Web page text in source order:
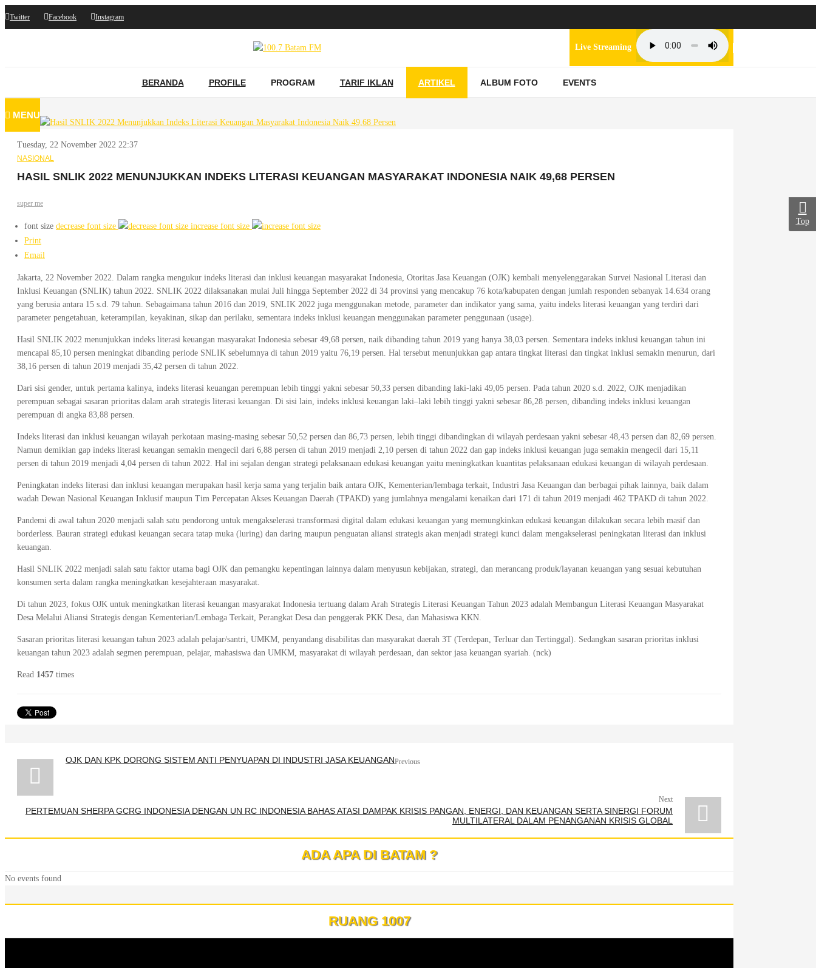
Twitter Facebook Instagram
Live Streaming
BERANDA PROFILE PROGRAM TARIF IKLAN ARTIKEL ALBUM FOTO EVENTS
MENU
Tuesday, 22 November 2022 22:37
NASIONAL
HASIL SNLIK 2022 MENUNJUKKAN INDEKS LITERASI KEUANGAN MASYARAKAT INDONESIA NAIK 49,68 PERSEN
super me
font size decrease font size
increase font size
Print
Email
Jakarta, 22 November 2022. Dalam rangka mengukur indeks literasi dan inklusi keuangan masyarakat Indonesia, Otoritas Jasa Keuangan (OJK) kembali menyelenggarakan Survei Nasional Literasi dan
Inklusi Keuangan (SNLIK) tahun 2022. SNLIK 2022 dilaksanakan mulai Juli hingga September 2022 di 34 provinsi yang mencakup 76 kota/kabupaten dengan jumlah responden sebanyak 14.634 orang
yang berusia antara 15 s.d. 79 tahun. Sebagaimana tahun 2016 dan 2019, SNLIK 2022 juga menggunakan metode, parameter dan indikator yang sama, yaitu indeks literasi keuangan yang terdiri dari
parameter pengetahuan, keterampilan, keyakinan, sikap dan perilaku, sementara indeks inklusi keuangan menggunakan parameter penggunaan (usage).
Hasil SNLIK 2022 menunjukkan indeks literasi keuangan masyarakat Indonesia sebesar 49,68 persen, naik dibanding tahun 2019 yang hanya 38,03 persen. Sementara indeks inklusi keuangan tahun ini
mencapai 85,10 persen meningkat dibanding periode SNLIK sebelumnya di tahun 2019 yaitu 76,19 persen. Hal tersebut menunjukkan gap antara tingkat literasi dan tingkat inklusi semakin menurun, dari
38,16 persen di tahun 2019 menjadi 35,42 persen di tahun 2022.
Dari sisi gender, untuk pertama kalinya, indeks literasi keuangan perempuan lebih tinggi yakni sebesar 50,33 persen dibanding laki-laki 49,05 persen. Pada tahun 2020 s.d. 2022, OJK menjadikan
perempuan sebagai sasaran prioritas dalam arah strategis literasi keuangan. Di sisi lain, indeks inklusi keuangan laki–laki lebih tinggi yakni sebesar 86,28 persen, dibanding indeks inklusi keuangan
perempuan di angka 83,88 persen.
Indeks literasi dan inklusi keuangan wilayah perkotaan masing-masing sebesar 50,52 persen dan 86,73 persen, lebih tinggi dibandingkan di wilayah perdesaan yakni sebesar 48,43 persen dan 82,69 persen.
Namun demikian gap indeks literasi keuangan semakin mengecil dari 6,88 persen di tahun 2019 menjadi 2,10 persen di tahun 2022 dan gap indeks inklusi keuangan juga semakin mengecil dari 15,11
persen di tahun 2019 menjadi 4,04 persen di tahun 2022. Hal ini sejalan dengan strategi pelaksanaan edukasi keuangan yaitu meningkatkan kuantitas pelaksanaan edukasi keuangan di wilayah perdesaan.
Peningkatan indeks literasi dan inklusi keuangan merupakan hasil kerja sama yang terjalin baik antara OJK, Kementerian/lembaga terkait, Industri Jasa Keuangan dan berbagai pihak lainnya, baik dalam
wadah Dewan Nasional Keuangan Inklusif maupun Tim Percepatan Akses Keuangan Daerah (TPAKD) yang jumlahnya mengalami kenaikan dari 171 di tahun 2019 menjadi 462 TPAKD di tahun 2022.
Pandemi di awal tahun 2020 menjadi salah satu pendorong untuk mengakselerasi transformasi digital dalam edukasi keuangan yang memungkinkan edukasi keuangan dilakukan secara lebih masif dan
borderless. Bauran strategi edukasi keuangan secara tatap muka (luring) dan daring maupun penguatan aliansi strategis akan menjadi strategi kunci dalam mengakselerasi peningkatan literasi dan inklusi
keuangan.
Hasil SNLIK 2022 menjadi salah satu faktor utama bagi OJK dan pemangku kepentingan lainnya dalam menyusun kebijakan, strategi, dan merancang produk/layanan keuangan yang sesuai kebutuhan
konsumen serta dalam rangka meningkatkan kesejahteraan masyarakat.
Di tahun 2023, fokus OJK untuk meningkatkan literasi keuangan masyarakat Indonesia tertuang dalam Arah Strategis Literasi Keuangan Tahun 2023 adalah Membangun Literasi Keuangan Masyarakat
Desa Melalui Aliansi Strategis dengan Kementerian/Lembaga Terkait, Perangkat Desa dan penggerak PKK Desa, dan Mahasiswa KKN.
Sasaran prioritas literasi keuangan tahun 2023 adalah pelajar/santri, UMKM, penyandang disabilitas dan masyarakat daerah 3T (Terdepan, Terluar dan Tertinggal). Sedangkan sasaran prioritas inklusi
keuangan tahun 2023 adalah segmen perempuan, pelajar, mahasiswa dan UMKM, masyarakat di wilayah perdesaan, dan sektor jasa keuangan syariah. (nck)
Read 1457 times
Previous
OJK DAN KPK DORONG SISTEM ANTI PENYUAPAN DI INDUSTRI JASA KEUANGAN
Next
PERTEMUAN SHERPA GCRG INDONESIA DENGAN UN RC INDONESIA BAHAS ATASI DAMPAK KRISIS PANGAN, ENERGI, DAN KEUANGAN SERTA SINERGI FORUM
MULTILATERAL DALAM PENANGANAN KRISIS GLOBAL
ADA APA DI BATAM ?
No events found
RUANG 1007
Top